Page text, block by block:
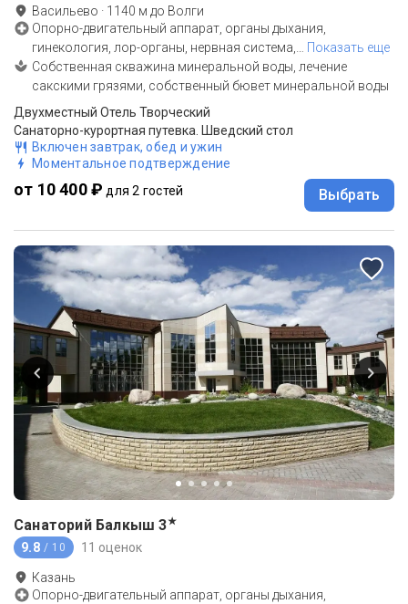
Васильево · 1140 м до Волги
Опорно-двигательный аппарат, органы дыхания,
гинекология, лор-органы, нервная система,… Показать еще
Собственная скважина минеральной воды, лечение
сакскими грязями, собственный бювет минеральной воды
Двухместный Отель Творческий
Санаторно-курортная путевка. Шведский стол
Включен завтрак, обед и ужин
Моментальное подтверждение
от 10 400 ₽ для 2 гостей Выбрать
Санаторий Балкыш 3★
9.8 / 10 11 оценок
Казань
Опорно-двигательный аппарат, органы дыхания,